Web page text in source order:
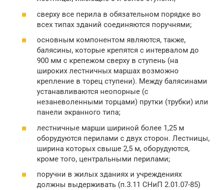
сверху все перила в обязательном порядке во
всех типах зданий соединяются поручнями;
основным компонентом являются, также,
балясины, которые крепятся с интервалом до
900 мм с крепежом сверху в ступень (на
широких лестничных маршах возможно
крепление в торец ступени). Между балясинами
устанавливаются неопорные (с
незаневоленными торцами) прутки (трубки) или
панели экранного типа;
лестничные марши шириной более 1,25 м
оборудуются перилами с двух сторон. Лестницы,
ширина которых свыше 2,5 м, оборудуются,
кроме того, центральными перилами;
поручни в жилых зданиях и учреждениях
должны выдерживать (п.3.11 СНиП 2.01.07-85)